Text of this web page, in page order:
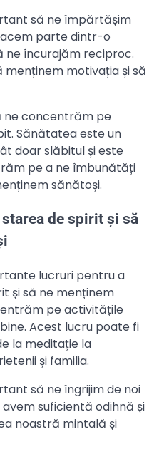
să ne împărtășim
parte dintr-o
ne încurajăm reciproc.
menținem motivația și să
ne concentrăm pe
Sănătatea este un
doar slăbitul și este
pe a ne îmbunătăți
sănătoși.
de spirit și să
lucruri pentru a
și să ne menținem
pe activitățile
Acest lucru poate fi
la meditație la
și familia.
să ne îngrijim de noi
suficientă odihnă și
noastră mintală și